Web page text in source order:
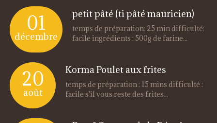
01
décembre
petit pâté (ti pâté mauricien)
temps de préparation: 25 min difficulté:
facile ingrédients : 500g de farine...
20
août
Korma Poulet aux frites
temps de préparation : 15 mins difficulté :
facile s'il vous reste des frites...